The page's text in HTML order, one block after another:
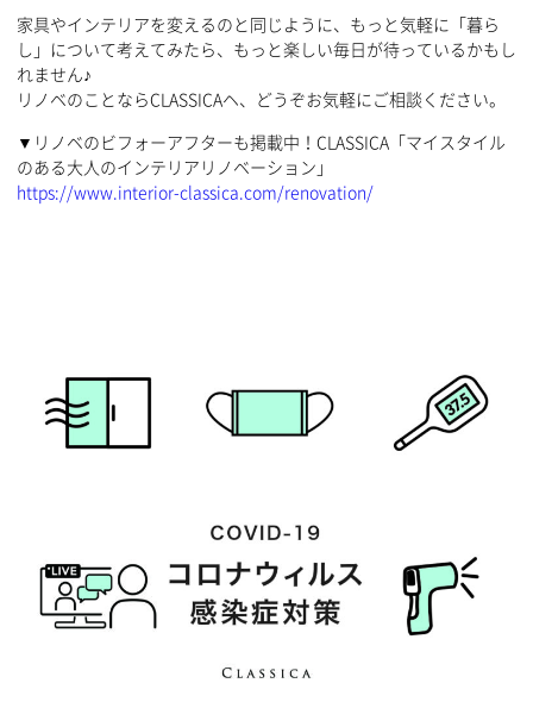
家具やインテリアを変えるのと同じように、もっと気軽に「暮ら
し」について考えてみたら、もっと楽しい毎日が待っているかもし
れません♪
リノベのことならCLASSICAヘ、どうぞお気軽にご相談ください。
▼リノベのビフォーアフターも掲載中！CLASSICA「マイスタイル
のある大人のインテリアリノベーション」
https://www.interior-classica.com/renovation/